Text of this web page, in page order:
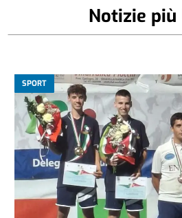
Notizie
SPORT